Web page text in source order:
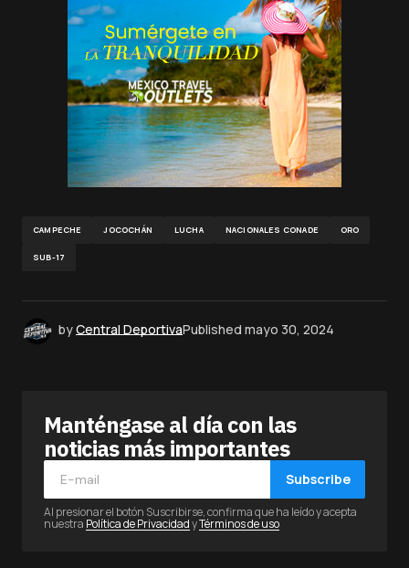
CAMPECHE JOCOCHÁN LUCHA NACIONALES CONADE ORO
SUB-17
byCentral DeportivaPublished mayo 30, 2024
Manténgase al día con las
noticias más importantes
Subscribe
Al presionar el botón Suscribirse, confirma que ha leído y acepta
nuestra Política de PrivacidadyTérminos de uso